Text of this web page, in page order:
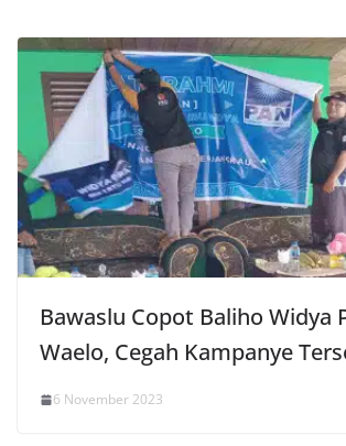
Bawaslu Copot Baliho Widya
Waelo, Cegah Kampanye
6 November 2023